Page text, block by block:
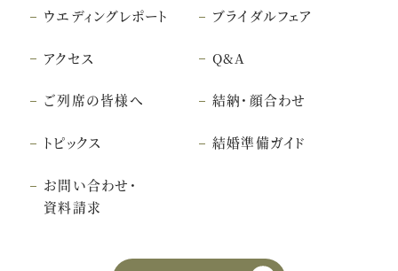
ウエディングレポート ブライダルフェア
アクセス Q&A
ご列席の皆様へ 結納・顔合わせ
トピックス 結婚準備ガイド
お問い合わせ・
資料請求